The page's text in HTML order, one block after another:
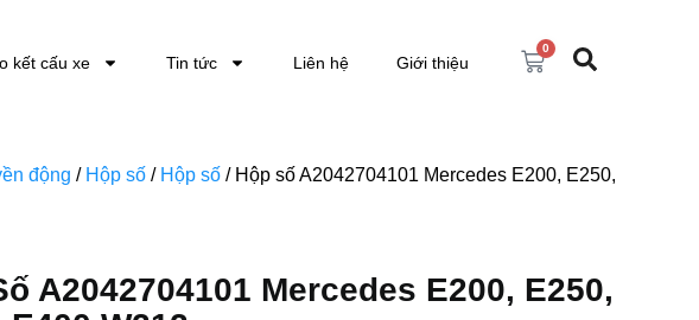
kết cấu xe Tin tức Liên hệ Giới thiệu
0
động / Hộp số / Hộp số / Hộp số A2042704101 Mercedes E200, E250,
A2042704101 Mercedes E200, E250,